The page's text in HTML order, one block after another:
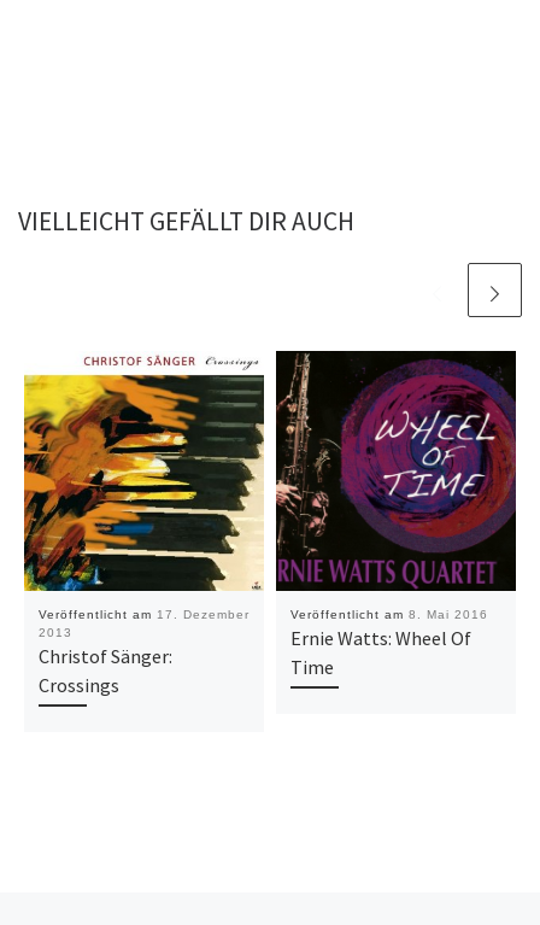
VIELLEICHT GEFÄLLT DIR AUCH
Veröffentlicht am 17. Dezember
2013
Christof Sänger:
Crossings
Veröffentlicht am 8. Mai 2016
Ernie Watts: Wheel Of
Time